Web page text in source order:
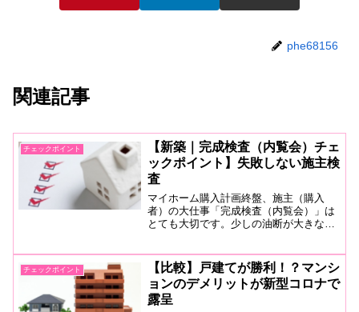
phe68156
関連記事
チェックポイント
【新築｜完成検査（内覧会）チェ
ックポイント】失敗しない施主検
査
マイホーム購入計画終盤、施主（購入
者）の大仕事「完成検査（内覧会）」は
とても大切です。少しの油断が大きな後
役立てください。
チェックポイント
【比較】戸建てが勝利！？マンシ
ョンのデメリットが新型コロナで
露呈